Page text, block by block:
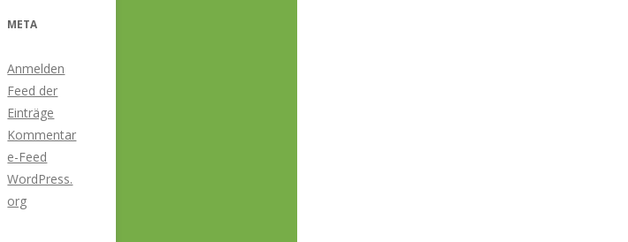
META
Anmelden
Feed der
Einträge
Kommentar
e-Feed
WordPress.
org